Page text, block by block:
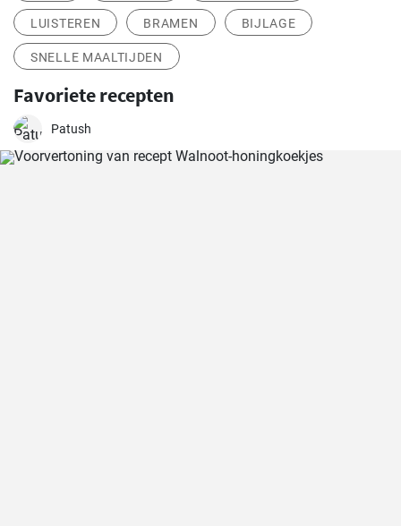
LUISTEREN BRAMEN BIJLAGE
SNELLE MAALTIJDEN
Favoriete recepten
Patush